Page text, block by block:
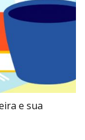
e sua